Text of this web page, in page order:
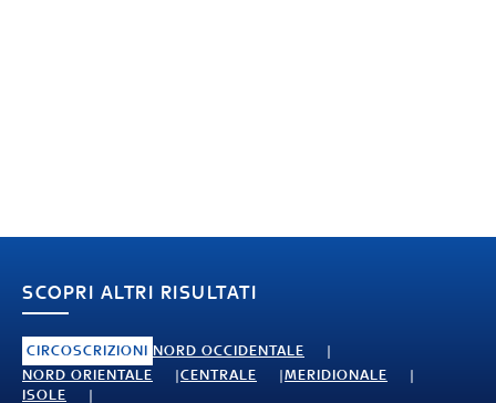
SCOPRI ALTRI RISULTATI
CIRCOSCRIZIONI NORD OCCIDENTALE
NORD ORIENTALE
CENTRALE
MERIDIONALE
ISOLE